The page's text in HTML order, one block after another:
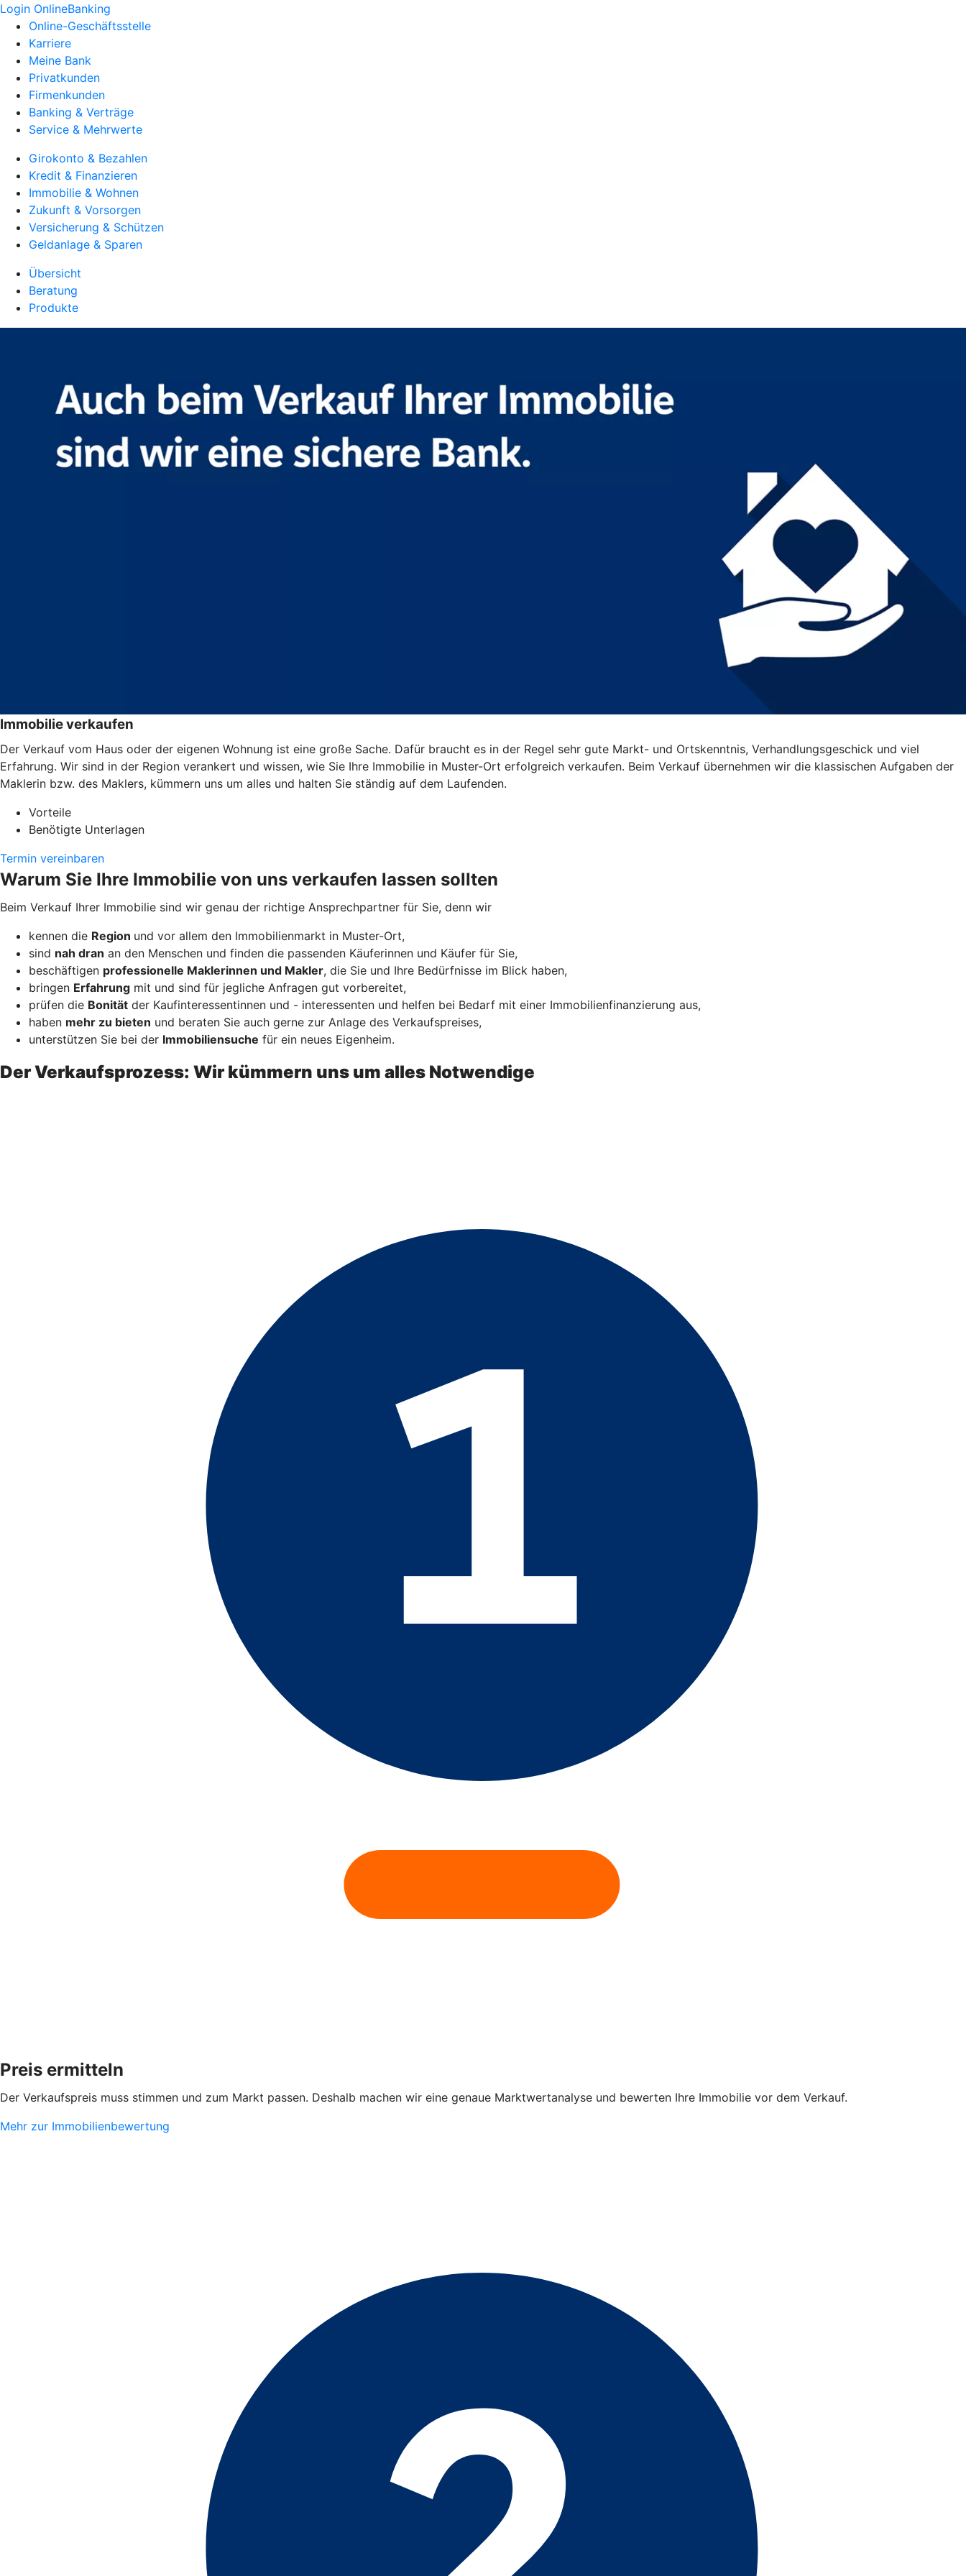
Login OnlineBanking
Online-Geschäftsstelle
Karriere
Meine Bank
Privatkunden
Firmenkunden
Banking & Verträge
Service & Mehrwerte
Girokonto & Bezahlen
Kredit & Finanzieren
Immobilie & Wohnen
Zukunft & Vorsorgen
Versicherung & Schützen
Geldanlage & Sparen
Übersicht
Beratung
Produkte
Immobilie verkaufen
Der Verkauf vom Haus oder der eigenen Wohnung ist eine große Sache. Dafür braucht es in der Regel sehr gute Markt- und Ortskenntnis, Verhandlungsgeschick und viel
Erfahrung. Wir sind in der Region verankert und wissen, wie Sie Ihre Immobilie in Muster-Ort erfolgreich verkaufen. Beim Verkauf übernehmen wir die klassischen Aufgaben der
Maklerin bzw. des Maklers, kümmern uns um alles und halten Sie ständig auf dem Laufenden.
Vorteile
Benötigte Unterlagen
Termin vereinbaren
Warum Sie Ihre Immobilie von uns verkaufen lassen sollten
Beim Verkauf Ihrer Immobilie sind wir genau der richtige Ansprechpartner für Sie, denn wir
kennen die Region und vor allem den Immobilienmarkt in Muster-Ort,
sind nah dran an den Menschen und finden die passenden Käuferinnen und Käufer für Sie,
beschäftigen professionelle Maklerinnen und Makler, die Sie und Ihre Bedürfnisse im Blick haben,
bringen Erfahrung mit und sind für jegliche Anfragen gut vorbereitet,
prüfen die Bonität der Kaufinteressentinnen und - interessenten und helfen bei Bedarf mit einer Immobilienfinanzierung aus,
haben mehr zu bieten und beraten Sie auch gerne zur Anlage des Verkaufspreises,
unterstützen Sie bei der Immobiliensuche für ein neues Eigenheim.
Der Verkaufsprozess: Wir kümmern uns um alles Notwendige
Preis ermitteln
Der Verkaufspreis muss stimmen und zum Markt passen. Deshalb machen wir eine genaue Marktwertanalyse und bewerten Ihre Immobilie vor dem Verkauf.
Mehr zur Immobilienbewertung